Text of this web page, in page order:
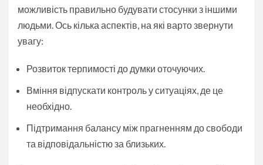
можливість правильно будувати стосунки з іншими
людьми. Ось кілька аспектів, на які варто звернути
увагу:
Розвиток терпимості до думки оточуючих.
Вміння відпускати контроль у ситуаціях, де це
необхідно.
Підтримання балансу між прагненням до свободи
та відповідальністю за близьких.